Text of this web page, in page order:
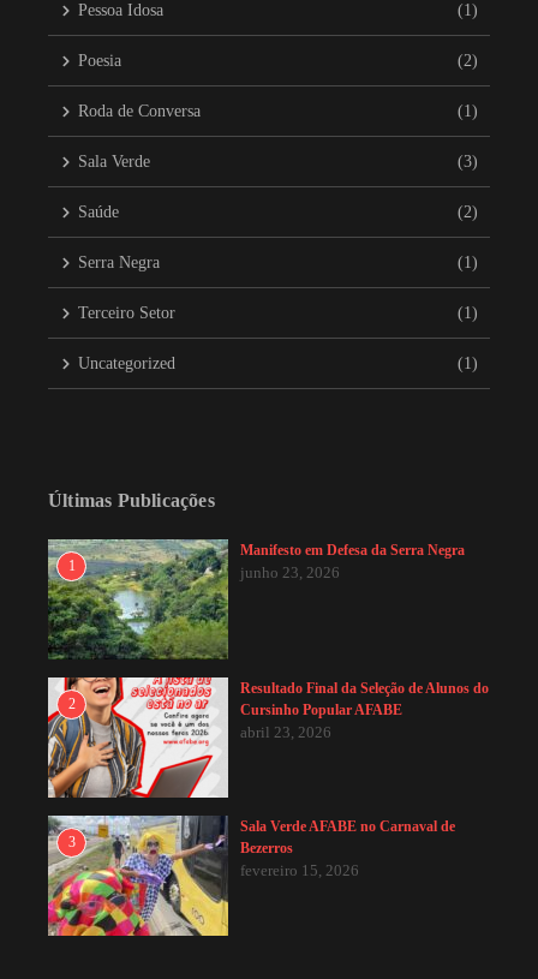
Pessoa Idosa (1)
Poesia (2)
Roda de Conversa (1)
Sala Verde (3)
Saúde (2)
Serra Negra (1)
Terceiro Setor (1)
Uncategorized (1)
Últimas Publicações
1
Manifesto em Defesa da Serra Negra
junho 23, 2026
2
Resultado Final da Seleção de Alunos do
Cursinho Popular AFABE
abril 23, 2026
3
Sala Verde AFABE no Carnaval de
Bezerros
fevereiro 15, 2026